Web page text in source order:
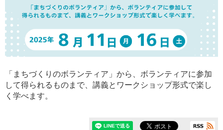
「まちづくりのボランティア」から、ボランティアに参加
して得られるものまで、講義とワークショップ形式で楽し
く学べます。